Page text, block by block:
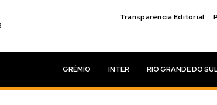
Transparência Editorial
GRÊMIO INTER RIO GRANDE DO